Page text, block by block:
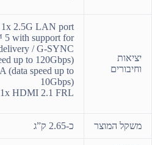
יציאות
וחיבורים
1x 2.5G LAN port
with support for
/ G-SYNC
up to 120Gbps)
(data speed up to
10Gbps)
1x HDMI 2.1 FRL
משקל המוצר כ-2.65 ק”ג